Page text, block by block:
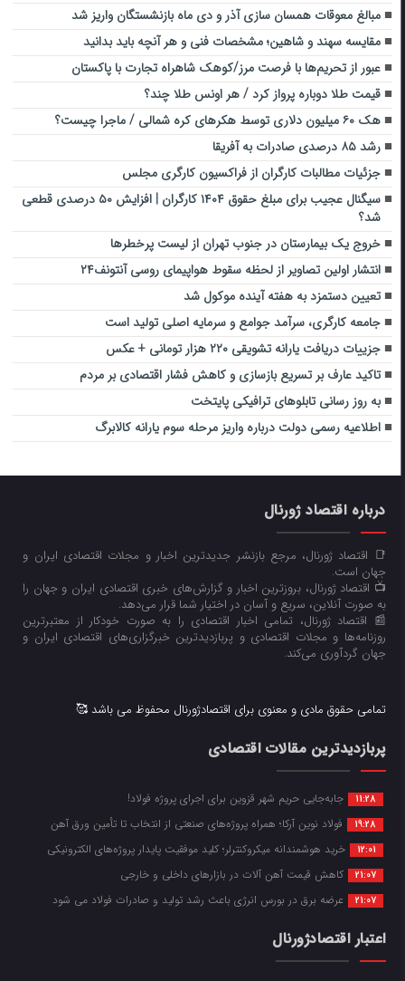
مبالغ معوقات همسان سازی آذر و دی ماه بازنشستگان واریز شد
مقایسه سهند و شاهین؛ مشخصات فنی و هر آنچه باید بدانید
عبور از تحریم‌ها با فرصت ‌مرز‌/کوهک شاهراه تجارت با پاکستان‌
قیمت طلا دوباره پرواز کرد / هر اونس طلا چند؟
هک ۶۰ میلیون دلاری توسط هکرهای کره شمالی / ماجرا چیست؟
رشد ۸۵ درصدی صادرات به آفریقا
جزئیات مطالبات کارگران از فراکسیون کارگری مجلس
سیگنال عجیب برای مبلغ حقوق ۱۴۰۴ کارگران | افزایش ۵۰ درصدی قطعی
شد؟
خروج یک بیمارستان در جنوب تهران از لیست پرخطرها
انتشار اولین تصاویر از لحظه سقوط هواپیمای روسی آنتونف۲۴
تعیین دستمزد به هفته آینده موکول شد
جامعه کارگری، سرآمد جوامع و سرمایه اصلی تولید است
جزییات دریافت یارانه تشویقی ۲۲۰ هزار تومانی + عکس
تاکید عارف بر تسریع بازسازی و کاهش فشار اقتصادی بر مردم
به روز رسانی تابلوهای ترافیکی پایتخت
اطلاعیه رسمی دولت درباره واریز مرحله سوم یارانه کالابرگ
درباره اقتصاد ژورنال
📑 اقتصاد ژورنال، مرجع بازنشر جدیدترین اخبار و مجلات اقتصادی ایران و
جهان است.
📺 اقتصاد ژورنال، بروزترین اخبار و گزارش‌های خبری اقتصادی ایران و جهان را
به صورت آنلاین، سریع و آسان در اختیار شما قرار می‌‌دهد.
📰 اقتصاد ژورنال، تمامی اخبار اقتصادی را به صورت خودکار از معتبرترین
روزنامه‌ها و مجلات اقتصادی و پربازدیدترین خبرگزاری‌های اقتصادی ایران و
جهان گردآوری می‌کند.
تمامی حقوق مادی و معنوی برای اقتصادژورنال محفوظ می باشد 🥰
پربازدیدترین مقالات اقتصادی
11:28 جابه‌جایی حریم شهر قزوین برای اجرای پروژه فولاد!
19:28 فولاد نوین آرکا؛ همراه پروژه‌های صنعتی از انتخاب تا تأمین ورق آهن
12:01 خرید هوشمندانه میکروکنترلر؛ کلید موفقیت پایدار پروژه‌های الکترونیکی
21:07 کاهش قیمت آهن آلات در بازارهای داخلی و خارجی
21:07 عرضه برق در بورس انرژی باعث رشد تولید و صادرات فولاد می شود
اعتبار اقتصادژورنال